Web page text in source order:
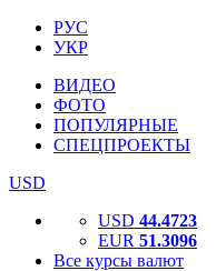
РУС
УКР
ВИДЕО
ФОТО
ПОПУЛЯРНЫЕ
СПЕЦПРОЕКТЫ
USD
USD 44.4723
EUR 51.3096
Все курсы валют